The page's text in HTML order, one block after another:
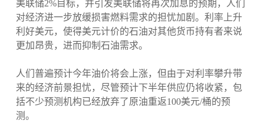
美联储2%目标，并引发美联储将再次加息的预期，人们
对经济进一步放缓损害燃料需求的担忧加剧。利率上升
利好美元，使得美元计价的石油对其他货币持有者来说
更加昂贵，进而抑制石油需求。
人们普遍预计今年油价将会上涨，但由于对利率攀升带
来的经济前景担忧，尽管预计下半年供应仍将收紧，包
括不少预测机构已经放弃了原油重返100美元/桶的预
测。